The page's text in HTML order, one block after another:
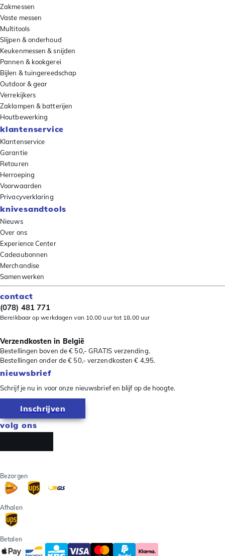
Zakmessen
Vaste messen
Multitools
Slijpen & onderhoud
Keukenmessen & snijden
Pannen & kookgerei
Bijlen & tuingereedschap
Outdoor & gear
Verrekijkers
Zaklampen & batterijen
Houtbewerking
klantenservice
Klantenservice
Garantie
Retouren
Herroeping
Voorwaarden
Privacyverklaring
knivesandtools
Nieuws
Over ons
Experience Center
Cadeaubonnen
Merchandise
Samenwerken
contact
(078) 481 771
Bereikbaar op werkdagen van 10.00 uur tot 18.00 uur
Verzendkosten in België
Bestellingen boven de € 50,- GRATIS verzending.
Bestellingen onder de € 50,- verzendkosten € 4,95.
nieuwsbrief
Schrijf je nu in voor onze nieuwsbrief en blijf op de hoogte.
Inschrijven
volg ons
Bezorgen
Afhalen
Betalen